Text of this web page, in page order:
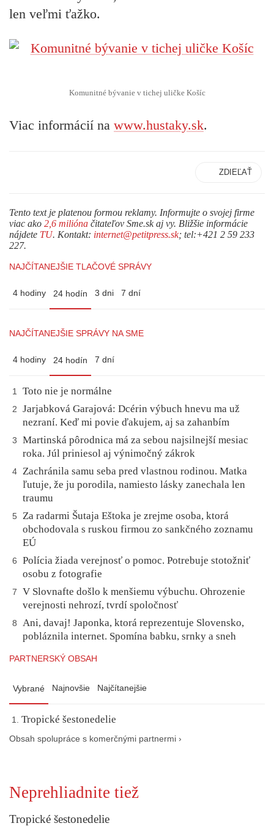
len veľmi ťažko.
Komunitné bývanie v tichej uličke Košíc
Viac informácií na www.hustaky.sk.
ZDIEĽAŤ
Tento text je platenou formou reklamy. Informujte o svojej firme
viac ako 2,6 milióna čitateľov Sme.sk aj vy. Bližšie informácie
nájdete TU. Kontakt: internet@petitpress.sk; tel:+421 2 59 233
227.
NAJČÍTANEJŠIE TLAČOVÉ SPRÁVY
4 hodiny 24 hodín 3 dni 7 dní
NAJČÍTANEJŠIE SPRÁVY NA SME
4 hodiny 24 hodín 7 dní
1 Toto nie je normálne
2
Jarjabková Garajová: Dcérin výbuch hnevu ma už
nezraní. Keď mi povie ďakujem, aj sa zahanbím
3
Martinská pôrodnica má za sebou najsilnejší mesiac
roka. Júl priniesol aj výnimočný zákrok
4
Zachránila samu seba pred vlastnou rodinou. Matka
ľutuje, že ju porodila, namiesto lásky zanechala len
traumu
5
Za radarmi Šutaja Eštoka je zrejme osoba, ktorá
obchodovala s ruskou firmou zo sankčného zoznamu
EÚ
6
Polícia žiada verejnosť o pomoc. Potrebuje stotožniť
osobu z fotografie
7
V Slovnafte došlo k menšiemu výbuchu. Ohrozenie
verejnosti nehrozí, tvrdí spoločnosť
8
Ani, davaj! Japonka, ktorá reprezentuje Slovensko,
pobláznila internet. Spomína babku, srnky a sneh
PARTNERSKÝ OBSAH
Vybrané Najnovšie Najčítanejšie
Tropické šestonedelie
Obsah spolupráce s komerčnými partnermi ›
Neprehliadnite tiež
Tropické šestonedelie